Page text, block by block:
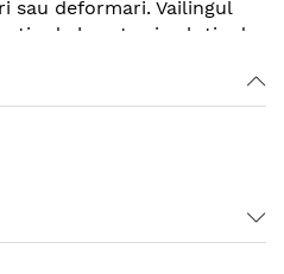
sau deformari. Vailingul
tip de burete si solutie de